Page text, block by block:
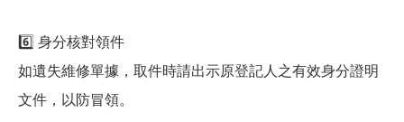
6️⃣ 身分核對領件
如遺失維修單據，取件時請出示原登記人之有效身分證明
文件，以防冒領。